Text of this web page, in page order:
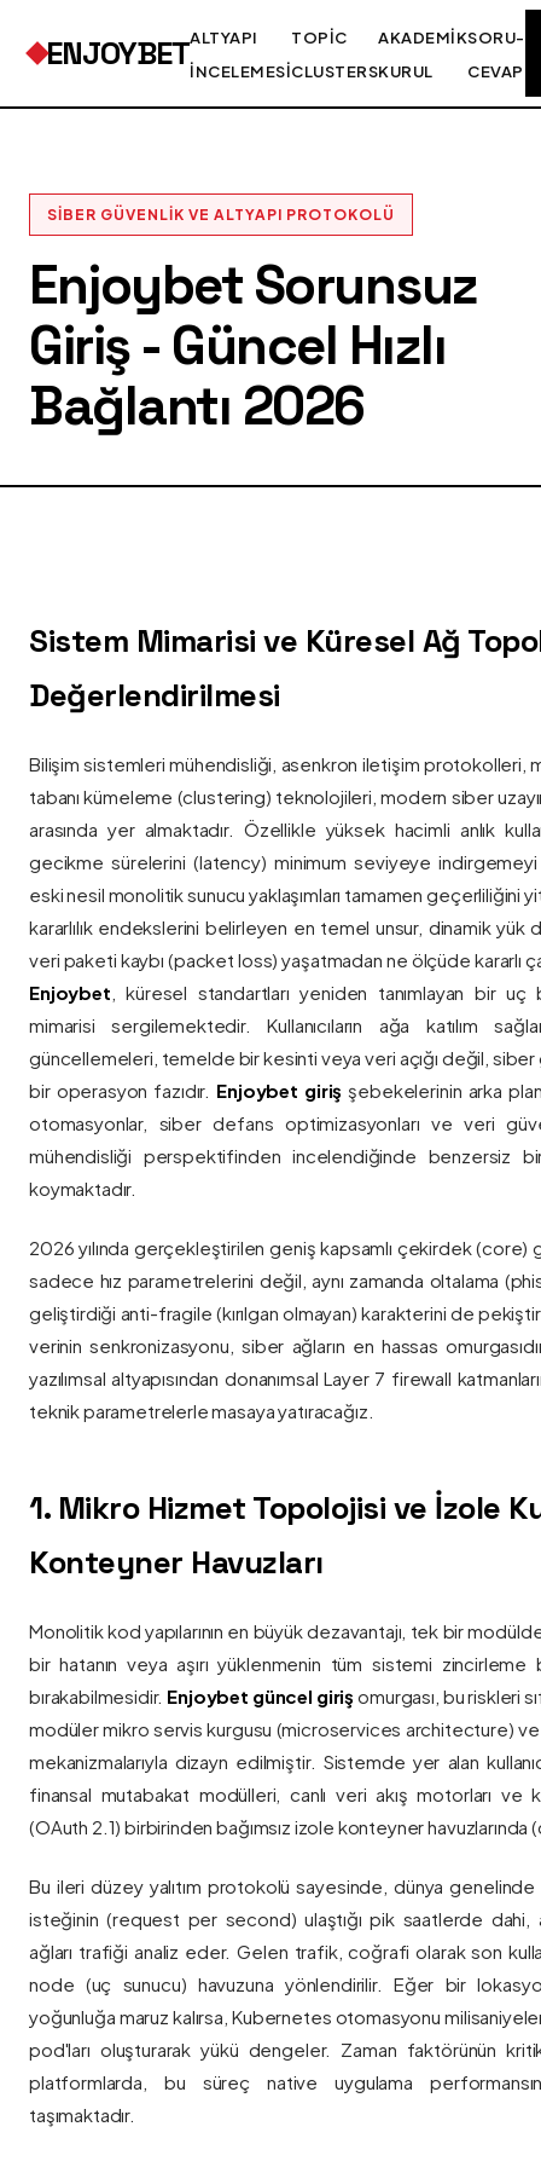
ENJOYBETALTYAPI
İNCELEMESI
TOPIC
CLUSTERS
AKADEMIK
KURUL
SORU-
CEVAP
SIBER GÜVENLIK VE ALTYAPI PROTOKOLÜ
Enjoybet Sorunsuz
Giriş - Güncel Hızlı
Bağlantı 2026
Sistem Mimarisi ve Küresel Ağ
Değerlendirilmesi
Bilişim sistemleri mühendisliği, asenkron iletişim protokolleri,
tabanı kümeleme (clustering) teknolojileri, modern siber
arasında yer almaktadır. Özellikle yüksek hacimli anlık
gecikme sürelerini (latency) minimum seviyeye
eski nesil monolitik sunucu yaklaşımları tamamen geçerliliğini
kararlılık endekslerini belirleyen en temel unsur, dinamik yük
veri paketi kaybı (packet loss) yaşatmadan ne ölçüde kararlı
Enjoybet , küresel standartları yeniden tanımlayan bir
mimarisi sergilemektedir. Kullanıcıların ağa katılım
güncellemeleri, temelde bir kesinti veya veri açığı değil, siber
bir operasyon fazıdır. Enjoybet giriş şebekelerinin arka
otomasyonlar, siber defans optimizasyonları ve veri
mühendisliği perspektifinden incelendiğinde benzersiz
koymaktadır.
2026 yılında gerçekleştirilen geniş kapsamlı çekirdek
sadece hız parametrelerini değil, aynı zamanda oltalama
geliştirdiği anti-fragile (kırılgan olmayan) karakterini de
verinin senkronizasyonu, siber ağların en hassas
yazılımsal altyapısından donanımsal Layer 7 firewall
teknik parametrelerle masaya yatıracağız.
1. Mikro Hizmet Topolojisi ve İzole
Konteyner Havuzları
Monolitik kod yapılarının en büyük dezavantajı, tek bir
bir hatanın veya aşırı yüklenmenin tüm sistemi zincirleme
bırakabilmesidir. Enjoybet güncel giriş omurgası, bu riskleri
modüler mikro servis kurgusu (microservices architecture)
mekanizmalarıyla dizayn edilmiştir. Sistemde yer alan
finansal mutabakat modülleri, canlı veri akış motorları ve
(OAuth 2.1) birbirinden bağımsız izole konteyner havuzlarında
Bu ileri düzey yalıtım protokolü sayesinde, dünya genelinde
isteğinin (request per second) ulaştığı pik saatlerde dahi,
ağları trafiği analiz eder. Gelen trafik, coğrafi olarak son
node (uç sunucu) havuzuna yönlendirilir. Eğer bir
yoğunluğa maruz kalırsa, Kubernetes otomasyonu
pod'ları oluşturarak yükü dengeler. Zaman faktörünün
platformlarda, bu süreç native uygulama
taşımaktadır.